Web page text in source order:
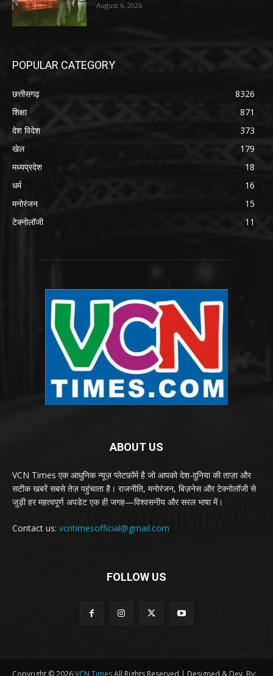
August 6, 2026
POPULAR CATEGORY
छत्तीसगढ़
8326
शिक्षा
871
देश विदेश
373
खेल
179
मध्यप्रदेश
18
धर्म
16
मनोरंजन
15
टेक्नोलॉजी
11
ABOUT US
VCN Times एक आधुनिक न्यूज़ प्लेटफ़ॉर्म है जो आपको देश-दुनिया की ताज़ा और
सटीक खबरें सबसे तेज़ पहुंचाता है। राजनीति, मनोरंजन, बिज़नेस और टेक्नोलॉजी से
जुड़ी हर महत्वपूर्ण अपडेट एक ही जगह—विश्वसनीय और सरल भाषा में।
Contact us: vcntimesofficial@gmail.com
FOLLOW US
Copyright © 2026VCN TimesAll Rights Reserved | Designed & Dev. By: